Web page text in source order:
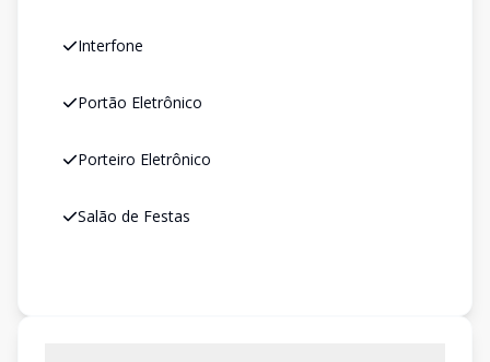
Interfone
Portão Eletrônico
Porteiro Eletrônico
Salão de Festas